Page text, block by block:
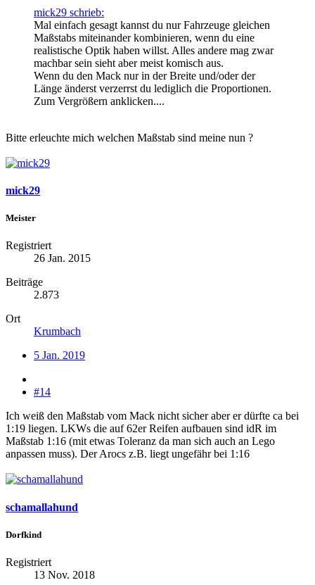
mick29 schrieb:
Mal einfach gesagt kannst du nur Fahrzeuge gleichen
Maßstabs miteinander kombinieren, wenn du eine
realistische Optik haben willst. Alles andere mag zwar
machbar sein sieht aber meist komisch aus.
Wenn du den Mack nur in der Breite und/oder der
Länge änderst verzerrst du lediglich die Proportionen.
Zum Vergrößern anklicken....
Bitte erleuchte mich welchen Maßstab sind meine nun ?
mick29
Meister
Registriert
26 Jan. 2015
Beiträge
2.873
Ort
Krumbach
5 Jan. 2019
#14
Ich weiß den Maßstab vom Mack nicht sicher aber er dürfte ca bei
1:19 liegen. LKWs die auf 62er Reifen aufbauen sind idR im
Maßstab 1:16 (mit etwas Toleranz da man sich auch an Lego
anpassen muss). Der Arocs z.B. liegt ungefähr bei 1:16
schamallahund
Dorfkind
Registriert
13 Nov. 2018